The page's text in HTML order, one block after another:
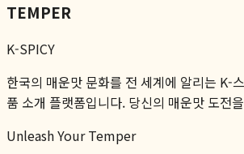
TEMPER
K-SPICY
한국의 매운맛 문화를 전 세계에 알리는 K-
품 소개 플랫폼입니다. 당신의 매운맛 도전
Unleash Your Temper